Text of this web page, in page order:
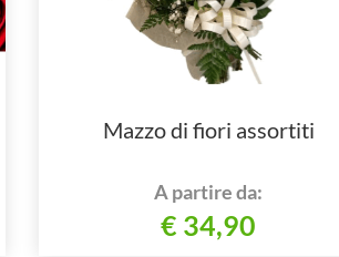
Mazzo di fiori assortiti
A partire da:
€ 34,90